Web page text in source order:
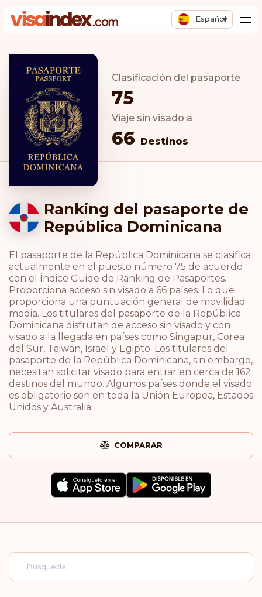
Español
Clasificación del pasaporte
75
Viaje sin visado a
66 Destinos
Ranking del pasaporte de
República Dominicana
El pasaporte de la República Dominicana se clasifica
actualmente en el puesto número 75 de acuerdo
con el Índice Guide de Ranking de Pasaportes.
Proporciona acceso sin visado a 66 países. Lo que
proporciona una puntuación general de movilidad
media. Los titulares del pasaporte de la República
Dominicana disfrutan de acceso sin visado y con
visado a la llegada en países como Singapur, Corea
del Sur, Taiwan, Israel y Egipto. Los titulares del
pasaporte de la República Dominicana, sin embargo,
necesitan solicitar visado para entrar en cerca de 162
destinos del mundo. Algunos países donde el visado
es obligatorio son en toda la Unión Europea, Estados
Unidos y Australia.
COMPARAR